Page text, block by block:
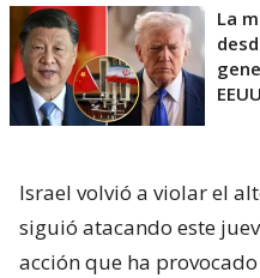
La
EEUU
Israel volvió a violar el
siguió atacando este
acción que ha